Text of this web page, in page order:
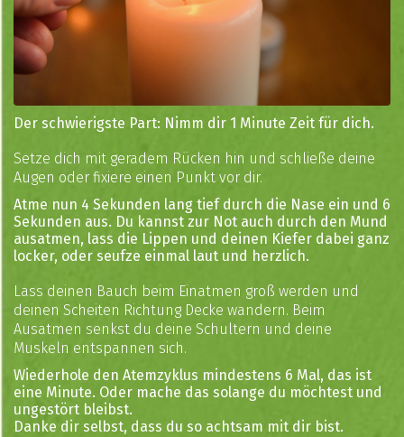
Der schwierigste Part: Nimm dir 1 Minute Zeit für dich.
Setze dich mit geradem Rücken hin und schließe deine
Augen oder fixiere einen Punkt vor dir.
Atme nun 4 Sekunden lang tief durch die Nase ein und 6
Sekunden aus. Du kannst zur Not auch durch den Mund
ausatmen, lass die Lippen und deinen Kiefer dabei ganz
locker, oder seufze einmal laut und herzlich.
Lass deinen Bauch beim Einatmen groß werden und
deinen Scheiten Richtung Decke wandern. Beim
Ausatmen senkst du deine Schultern und deine
Muskeln entspannen sich.
Wiederhole den Atemzyklus mindestens 6 Mal, das ist
eine Minute. Oder mache das solange du möchtest und
ungestört bleibst.
Danke dir selbst, dass du so achtsam mit dir bist.